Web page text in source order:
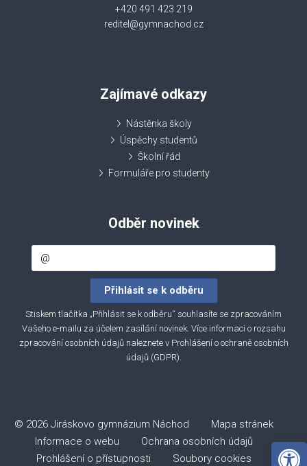
+420 491 423 219
reditel@gymnachod.cz
Zajímavé odkazy
Nástěnka školy
Úspěchy studentů
Školní řád
Formuláře pro studenty
Odběr novinek
Stiskem tlačítka „Přihlásit se k odběru“ souhlasíte se zpracováním
Vašeho e-mailu za účelem zasílání novinek. Více informací o rozsahu
zpracování osobních údajů naleznete v Prohlášení o ochraně osobních
údajů (GDPR).
© 2026 Jiráskovo gymnázium Náchod Mapa stránek
Informace o webu
Ochrana osobních údajů
Prohlášení o přístupnosti
Soubory cookies